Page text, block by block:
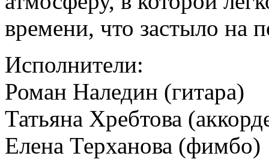
времени, что застыло на
Исполнители:
Роман Наледин (гитара)
Татьяна Хребтова
Елена Терханова (фимбо)